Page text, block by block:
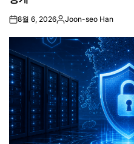
on8월 6, 2026Posted
Joon-seo Han